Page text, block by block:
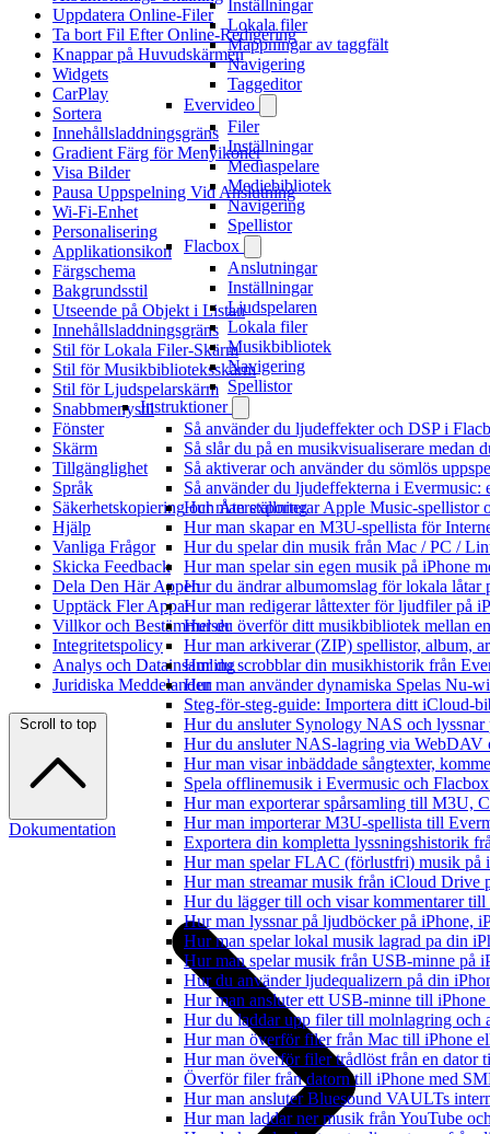
Inställningar
Lokala filer
Mappningar av taggfält
Navigering
Taggeditor
Evervideo
Filer
Inställningar
Mediaspelare
Mediebibliotek
Navigering
Spellistor
Flacbox
Anslutningar
Inställningar
Ljudspelaren
Lokala filer
Musikbibliotek
Navigering
Spellistor
Instruktioner
Så använder du ljudeffekter och DSP i
Så slår du på en musikvisualiserare medan
Så aktiverar och använder du sömlös
Så använder du ljudeffekterna i
Hur man exporterar Apple Music-spellistor
Hur man skapar en M3U-spellista för
Hur du spelar din musik från Mac / PC /
Hur man spelar sin egen musik på iPhone
Hur du ändrar albumomslag för lokala
Hur man redigerar låttexter för ljudfiler på
Hur du överför ditt musikbibliotek mellan
Hur man arkiverar (ZIP) spellistor, album,
Hur du scrobblar din musikhistorik från
Hur man använder dynamiska Spelas Nu-
Steg-för-steg-guide: Importera ditt iCloud-
Hur du ansluter Synology NAS och
Hur du ansluter NAS-lagring via WebDAV
Hur man visar inbäddade sångtexter,
Spela offlinemusik i Evermusic och
Hur man exporterar spårsamling till M3U,
Hur man importerar M3U-spellista till
Exportera din kompletta lyssningshistorik
Hur man spelar FLAC (förlustfri) musik på
Hur man streamar musik från iCloud Drive
Hur du lägger till och visar kommentarer
Hur man lyssnar på ljudböcker på iPhone,
Hur man spelar lokal musik lagrad pa din
Hur man spelar musik från USB-minne på
Hur du använder ljudequalizern på din
Hur man ansluter ett USB-minne till
Hur du laddar upp filer till molnlagring och
Hur man överför filer från Mac till iPhone
Hur man överför filer trådlöst från en dator
Överför filer från datorn till iPhone med
Hur man ansluter Bluesound VAULTs
Hur man laddar ner musik från YouTube
Uppdatera Online-Filer
Ta bort Fil Efter Online-Redigering
Knappar på Huvudskärmen
Widgets
CarPlay
Sortera
Innehållsladdningsgräns
Gradient Färg för Menyikoner
Visa Bilder
Pausa Uppspelning Vid Anslutning
Wi-Fi-Enhet
Personalisering
Applikationsikon
Färgschema
Bakgrundsstil
Utseende på Objekt i Listan
Innehållsladdningsgräns
Stil för Lokala Filer-Skärm
Stil för Musikbiblioteksskärm
Stil för Ljudspelarskärm
Snabbmenystil
Fönster
Skärm
Tillgänglighet
Språk
Säkerhetskopiering och Återställning
Hjälp
Vanliga Frågor
Skicka Feedback
Dela Den Här Appen
Upptäck Fler Appar
Villkor och Bestämmelser
Integritetspolicy
Analys och Datainsamling
Juridiska Meddelanden
Scroll to top
Dokumentation